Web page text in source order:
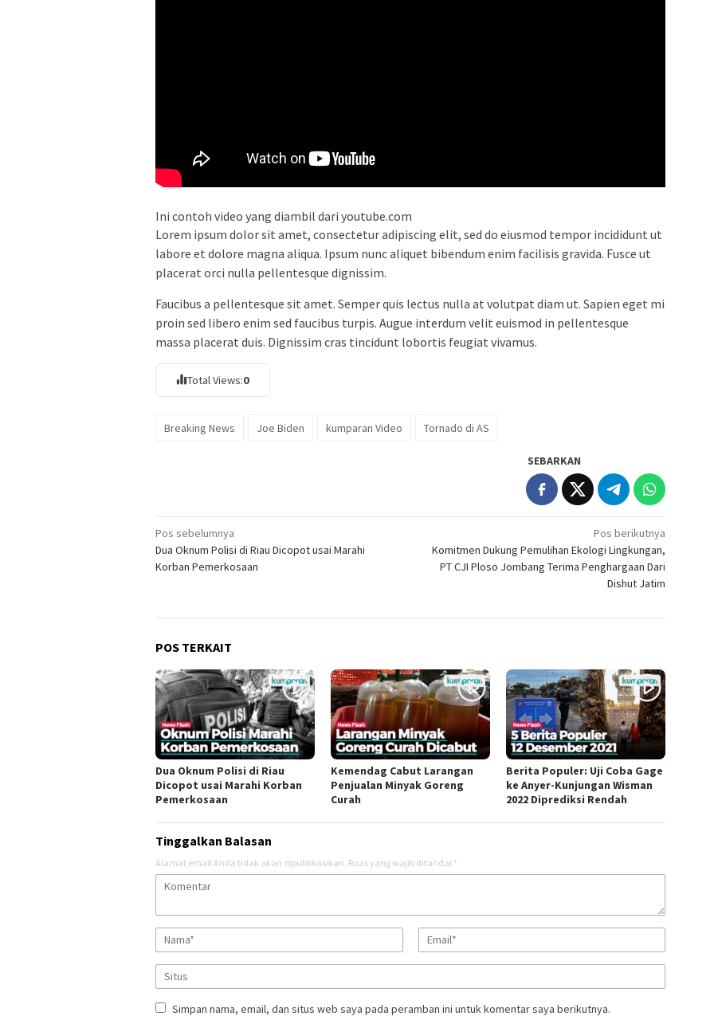
Ini contoh video yang diambil dari youtube.com
Lorem ipsum dolor sit amet, consectetur adipiscing elit, sed do eiusmod tempor incididunt ut
labore et dolore magna aliqua. Ipsum nunc aliquet bibendum enim facilisis gravida. Fusce ut
placerat orci nulla pellentesque dignissim.
Faucibus a pellentesque sit amet. Semper quis lectus nulla at volutpat diam ut. Sapien eget mi
proin sed libero enim sed faucibus turpis. Augue interdum velit euismod in pellentesque
massa placerat duis. Dignissim cras tincidunt lobortis feugiat vivamus.
Total Views:0
Breaking News Joe Biden kumparan Video Tornado di AS
SEBARKAN
Navigasi
pos
Pos sebelumnya
Dua Oknum Polisi di Riau Dicopot usai Marahi
Korban Pemerkosaan
Pos berikutnya
Komitmen Dukung Pemulihan Ekologi Lingkungan,
PT CJI Ploso Jombang Terima Penghargaan Dari
Dishut Jatim
POS TERKAIT
Dua Oknum Polisi di Riau
Dicopot usai Marahi Korban
Pemerkosaan
Kemendag Cabut Larangan
Penjualan Minyak Goreng
Curah
Berita Populer: Uji Coba Gage
ke Anyer-Kunjungan Wisman
2022 Diprediksi Rendah
Tinggalkan Balasan
Alamat email Anda tidak akan dipublikasikan. Ruas yang wajib ditandai *
Simpan nama, email, dan situs web saya pada peramban ini untuk komentar saya berikutnya.